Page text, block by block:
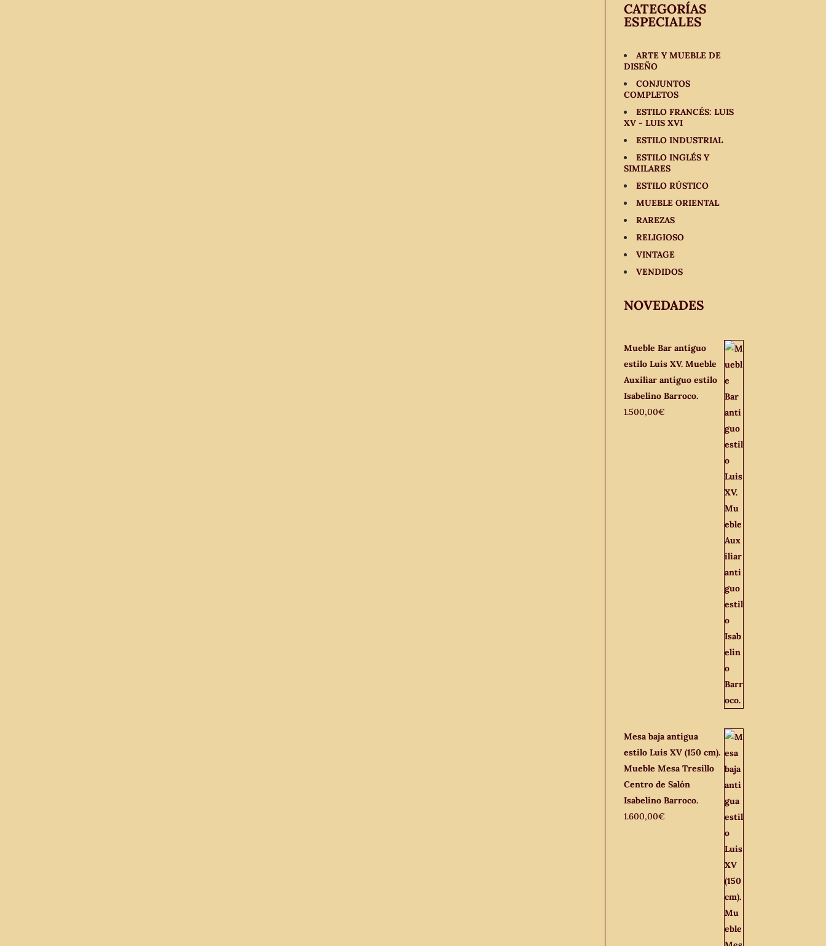
CATEGORÍAS
ESPECIALES
ARTE Y MUEBLE DE
DISEÑO
CONJUNTOS
COMPLETOS
ESTILO FRANCÉS: LUIS
XV - LUIS XVI
ESTILO INDUSTRIAL
ESTILO INGLÉS Y
SIMILARES
ESTILO RÚSTICO
MUEBLE ORIENTAL
RAREZAS
RELIGIOSO
VINTAGE
VENDIDOS
NOVEDADES
Mueble Bar antiguo
estilo Luis XV. Mueble
Auxiliar antiguo estilo
Isabelino Barroco.
1.500,00€
Mesa baja antigua
estilo Luis XV (150 cm).
Mueble Mesa Tresillo
Centro de Salón
Isabelino Barroco.
1.600,00€